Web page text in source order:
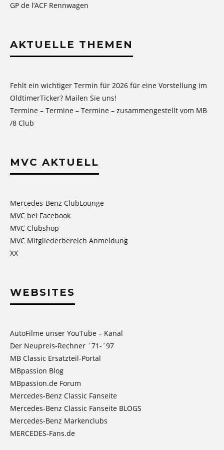
GP de l’ACF Rennwagen
AKTUELLE THEMEN
Fehlt ein wichtiger Termin für 2026 für eine Vorstellung im
OldtimerTicker? Mailen Sie uns!
Termine – Termine – Termine – zusammengestellt vom MB
/8 Club
MVC AKTUELL
Mercedes-Benz ClubLounge
MVC bei Facebook
MVC Clubshop
MVC Mitgliederbereich Anmeldung
XX
WEBSITES
AutoFilme unser YouTube – Kanal
Der Neupreis-Rechner ´71-´97
MB Classic Ersatzteil-Portal
MBpassion Blog
MBpassion.de Forum
Mercedes-Benz Classic Fanseite
Mercedes-Benz Classic Fanseite BLOGS
Mercedes-Benz Markenclubs
MERCEDES-Fans.de